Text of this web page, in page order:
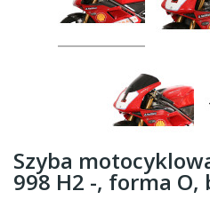
Szyba
998 H2 -, forma O,